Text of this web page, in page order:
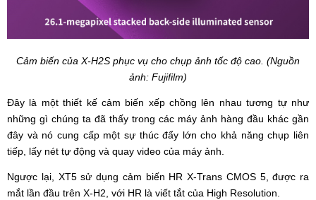
Cảm biến của X-H2S phục vụ cho chụp ảnh tốc độ cao. (Nguồn
ảnh: Fujifilm)
Đây là một thiết kế cảm biến xếp chồng lên nhau tương tự như
những gì chúng ta đã thấy trong các máy ảnh hàng đầu khác gần
đây và nó cung cấp một sự thúc đẩy lớn cho khả năng chụp liên
tiếp, lấy nét tự động và quay video của máy ảnh.
Ngược lại, XT5 sử dụng cảm biến HR X-Trans CMOS 5, được ra
mắt lần đầu trên X-H2, với HR là viết tắt của High Resolution.